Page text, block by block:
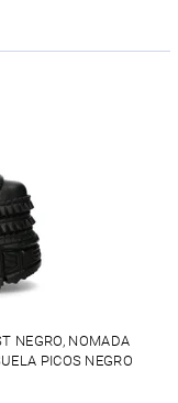
NEGRO, NOMADA
PICOS NEGRO